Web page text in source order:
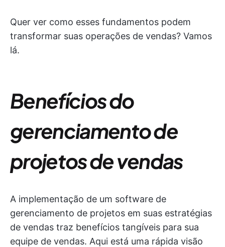
Quer ver como esses fundamentos podem
transformar suas operações de vendas? Vamos
lá.
Benefícios do
gerenciamento de
projetos de vendas
A implementação de um software de
gerenciamento de projetos em suas estratégias
de vendas traz benefícios tangíveis para sua
equipe de vendas. Aqui está uma rápida visão